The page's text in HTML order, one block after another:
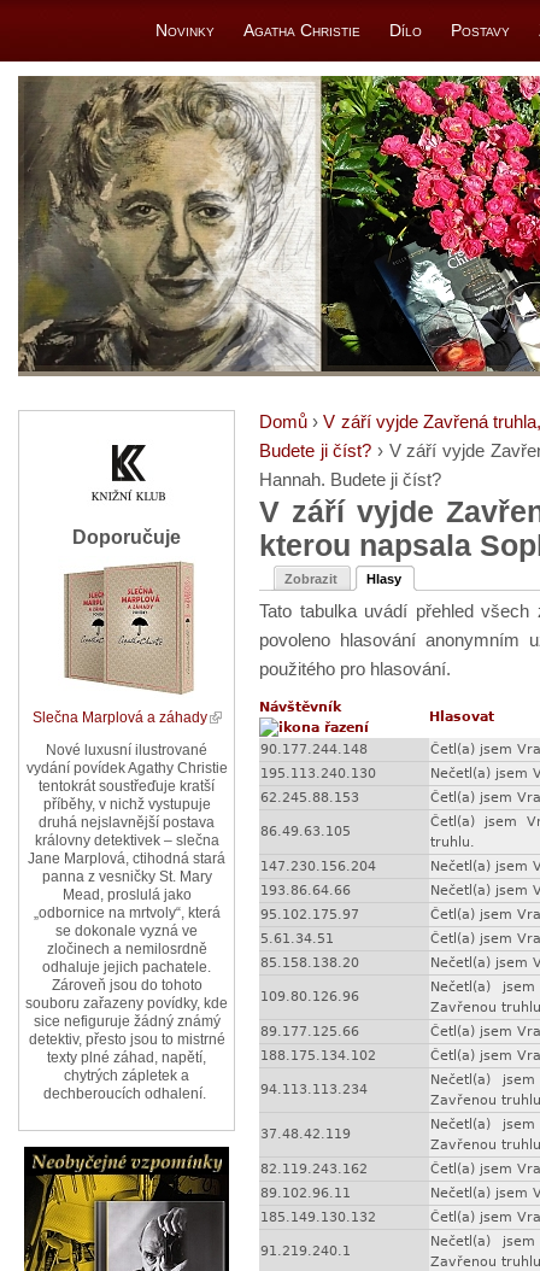
Novinky Agatha Christie Dílo Postavy
Domů ›V září vyjde Zavřená
Budete ji číst? › V září vyjde
Hannah. Budete ji číst?
V září vyjde
kterou napsala
Zobrazit Hlasy
Tato tabulka uvádí přehled
povoleno hlasování anonymním
použitého pro hlasování.
Návštěvník
Hlasovat
90.177.244.148
Četl(a) jsem
195.113.240.130
Nečetl(a) jsem
62.245.88.153
Četl(a) jsem
86.49.63.105
Četl(a) jsem
truhlu.
147.230.156.204
Nečetl(a) jsem
193.86.64.66
Nečetl(a) jsem
95.102.175.97
Četl(a) jsem
5.61.34.51
Četl(a) jsem
85.158.138.20
Nečetl(a) jsem
109.80.126.96
Nečetl(a)
Zavřenou
89.177.125.66
Četl(a) jsem
188.175.134.102
Četl(a) jsem
94.113.113.234
Nečetl(a)
Zavřenou
37.48.42.119
Nečetl(a)
Zavřenou
82.119.243.162
Četl(a) jsem
89.102.96.11
Nečetl(a) jsem
185.149.130.132
Četl(a) jsem
91.219.240.1
Nečetl(a)
Zavřenou
Doporučuje
Slečna Marplová a záhady
Nové luxusní ilustrované
vydání povídek Agathy Christie
tentokrát soustřeďuje kratší
příběhy, v nichž vystupuje
druhá nejslavnější postava
královny detektivek – slečna
Jane Marplová, ctihodná stará
panna z vesničky St. Mary
Mead, proslulá jako
„odbornice na mrtvoly“, která
se dokonale vyzná ve
zločinech a nemilosrdně
odhaluje jejich pachatele.
Zároveň jsou do tohoto
souboru zařazeny povídky, kde
sice nefiguruje žádný známý
detektiv, přesto jsou to mistrné
texty plné záhad, napětí,
chytrých zápletek a
dechberoucích odhalení.